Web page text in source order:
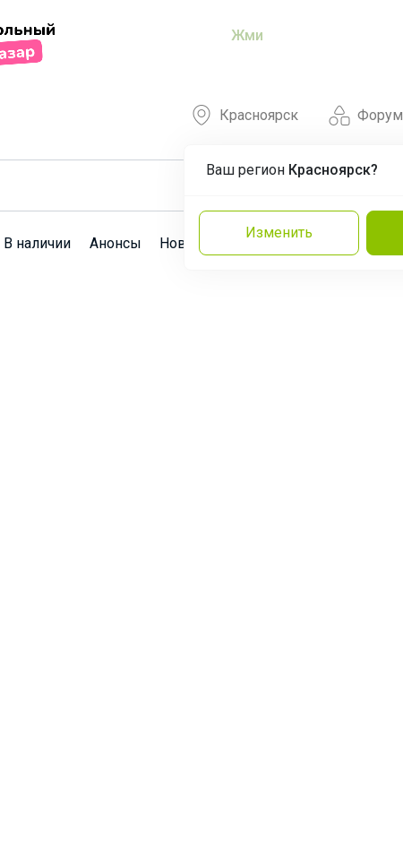
Жми
Форум
Красноярск
Ваш регион Красноярск?
Изменить
В наличии Анонсы Новости Команда